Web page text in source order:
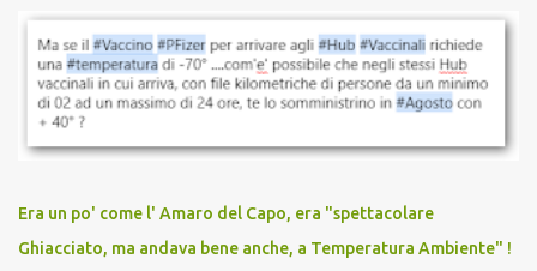
sconti, incentivi per vaccinarsi. Non avevamo mai visto
discriminazioni per coloro che non l’hanno fatto. Se non sei stato
vaccinato, nessuno aveva prima cercato di farti sentire una
persona cattiva. Non avevamo mai visto un vaccino che minacci le
vaccino usato per minacciare i mezzi di sussistenza, il lavoro o la
scuola. Non avevamo mai visto un vaccino che permettesse a un
dodicenne di ignorare il consenso dei genitori. Dopo tutti i vaccini
Era un po' come l' Amaro del Capo, era "spettacolare
Ghiacciato, ma andava bene anche, a Temperatura Ambiente" !